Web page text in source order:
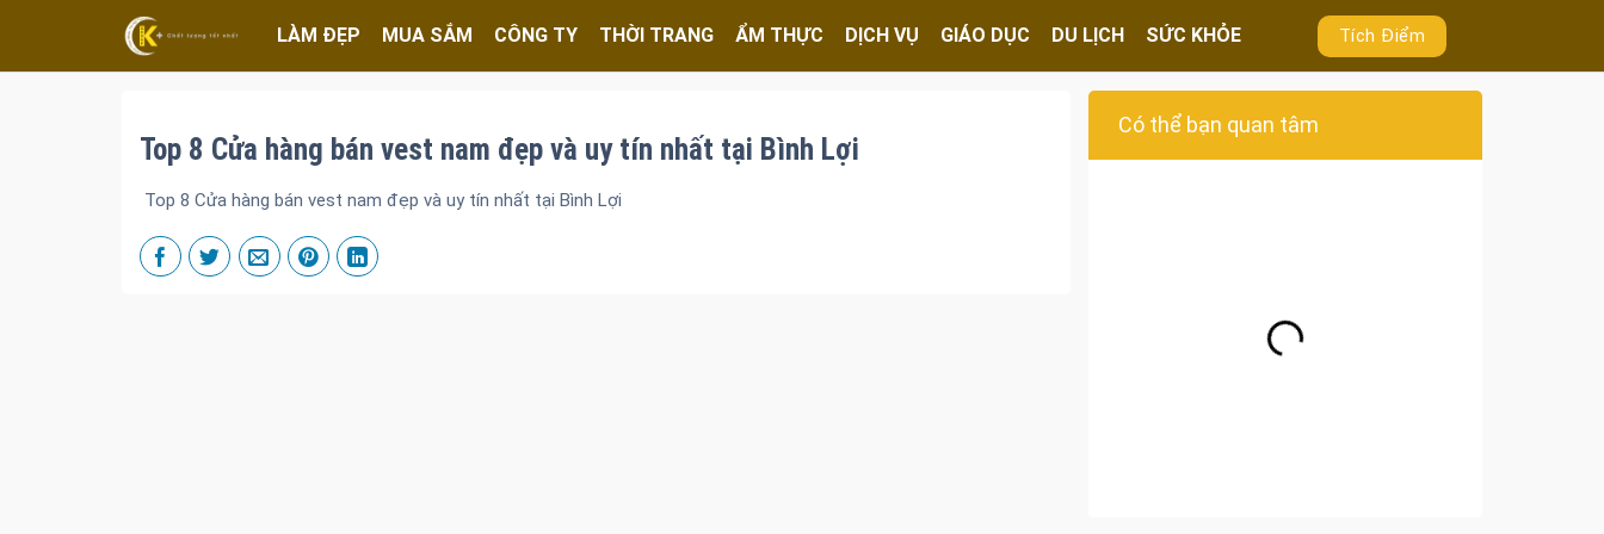
LÀM ĐẸP MUA SẮM CÔNG TY THỜI TRANG ẨM THỰC DỊCH VỤ GIÁO DỤC DU LỊCH SỨC KHỎE Tích Điểm
Top 8 Cửa hàng bán vest nam đẹp và uy tín nhất tại Bình Lợi
Top 8 Cửa hàng bán vest nam đẹp và uy tín nhất tại Bình Lợi
Có thể bạn quan tâm